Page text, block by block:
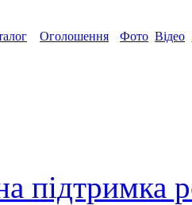
Оголошення Фото Відео
підтримка